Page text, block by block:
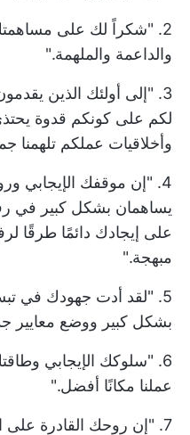
2. "شكراً لك على
والداعمة والملهمة."
3. "إلى أولئك الذين
لكم على كونكم قدوة
وأخلاقيات عملكم تلهمنا
4. "إن موقفك الإيجابي
يساهمان بشكل كبير في
على إيجادك دائمًا طرقًا
مبهجة."
5. "لقد أدت جهودك في
بشكل كبير ووضع معايير
6. "سلوكك الإيجابي
عملنا مكانًا أفضل."
7. "إن روحك القادرة على